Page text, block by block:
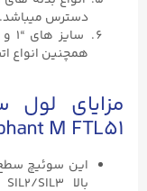
دسترس میباشد.
همچنین انواع
مزایای
M FTL51:
این سوئیچ